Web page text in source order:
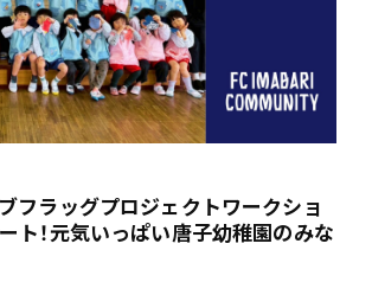
フラッグプロジェクトワークショ
ト！元気いっぱい唐子幼稚園のみな